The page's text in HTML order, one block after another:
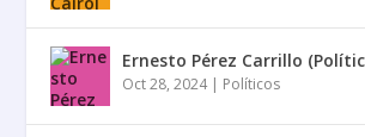
Ernesto Pérez Carrillo
Oct 28, 2024| Políticos